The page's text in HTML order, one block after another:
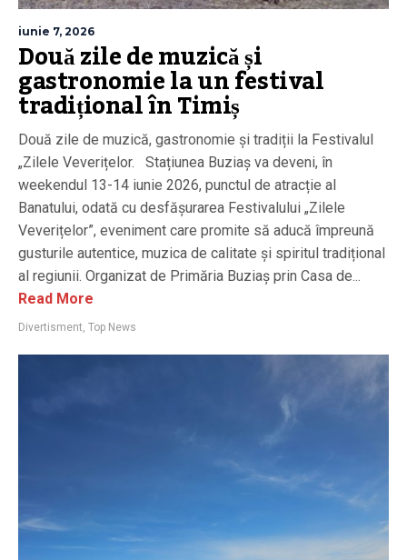
iunie 7, 2026
Două zile de muzică și
gastronomie la un festival
tradițional în Timiș
Două zile de muzică, gastronomie și tradiții la Festivalul
„Zilele Veverițelor. Stațiunea Buziaș va deveni, în
weekendul 13-14 iunie 2026, punctul de atracție al
Banatului, odată cu desfășurarea Festivalului „Zilele
Veverițelor”, eveniment care promite să aducă împreună
gusturile autentice, muzica de calitate și spiritul tradițional
al regiunii. Organizat de Primăria Buziaș prin Casa de...
Read More
Divertisment, Top News